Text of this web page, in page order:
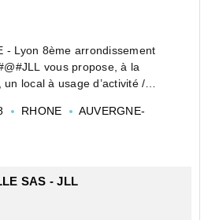
- Lyon 8ème arrondissement
vous propose, à la
local à usage d’activité /
fonctionnel bénéficiant ...
RHONE
AUVERGNE-
SAS - JLL